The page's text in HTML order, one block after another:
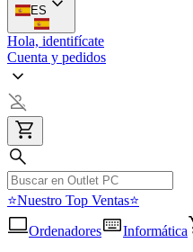
ES
Hola, identifícate
Cuenta y pedidos
⭐Nuestro Top Ventas⭐
Ordenadores
Informática